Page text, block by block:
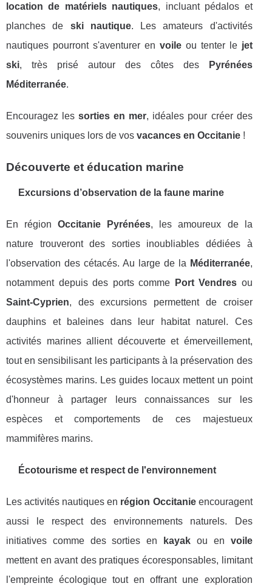
location de matériels nautiques, incluant pédalos et
planches de ski nautique. Les amateurs d'activités
nautiques pourront s'aventurer en voileou tenter le jet
ski, très prisé autour des côtes des
Pyrénées
Méditerranée.
Encouragez lessorties en mer, idéales pour créer des
souvenirs uniques lors de vos vacances en Occitanie !
Découverte et éducation marine
Excursions d’observation de la faune marine
En régionOccitanie Pyrénées, les amoureux de la
nature trouveront des sorties inoubliables dédiées à
l'observation des cétacés. Au large de la Méditerranée,
notamment depuis des ports comme
Port Vendres ou
Saint-Cyprien, des excursions permettent de croiser
dauphins et baleines dans leur habitat naturel. Ces
activités marines allient découverte et émerveillement,
tout en sensibilisant les participants à la préservation des
écosystèmes marins. Les guides locaux mettent un point
d'honneur à partager leurs connaissances sur les
espèces et comportements de ces majestueux
mammifères marins.
Écotourisme et respect de l'environnement
Les activités nautiques en région Occitanieencouragent
aussi le respect des environnements naturels. Des
initiatives comme des sorties en
kayak ou en voile
mettent en avant des pratiques écoresponsables, limitant
l'empreinte écologique tout en offrant une exploration